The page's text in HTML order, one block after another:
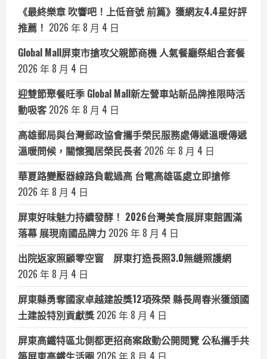
《最終樂章 吹響吧！上低音號 前篇》獲網友4.4星好評
推薦！ 2026 年 8 月 4 日
Global Mall屏東市搶攻父親節商機 人氣餐廳祭組合套餐
2026 年 8 月 4 日
迎雙節聚餐旺季 Global Mall新左營車站新品牌推限時活
動吸客 2026 年 8 月 4 日
高雄郵局與台灣郵政協會攜手榮民服務處傳遞溫暖傳遞
溫暖問候，關懷獨居榮民長者 2026 年 8 月 4 日
華夏路變壓器線路負載過高 台電高雄區處立即搶修
2026 年 8 月 4 日
屏東好味魅力持續發酵！ 2026台灣美食展屏東館圓滿
落幕 展現南國品牌力 2026 年 8 月 4 日
出院返家照顧零空窗 屏東打造長照3.0無縫照護網
2026 年 8 月 4 日
屏東縣勇奪國家卓越建設獎12項殊榮 縣長周春米獲頒國
土建設特別貢獻獎 2026 年 8 月 4 日
屏東高鐵特區北側都更招商案啟動公開閱覽 公私攜手共
築屏東高鐵生活圈 2026 年 8 月 4 日